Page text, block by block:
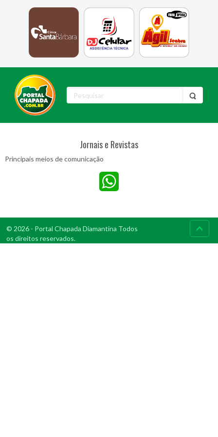
Jornais e Revistas
Principais meios de comunicação
© 2026 - Portal Chapada Diamantina Todos
os direitos reservados.